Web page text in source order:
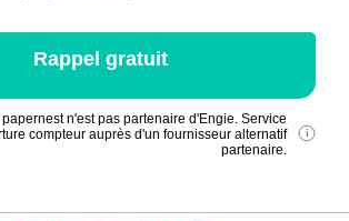
Rappel gratuit
n'est pas partenaire d'Engie. Service
compteur auprès d'un fournisseur alternatif
partenaire.